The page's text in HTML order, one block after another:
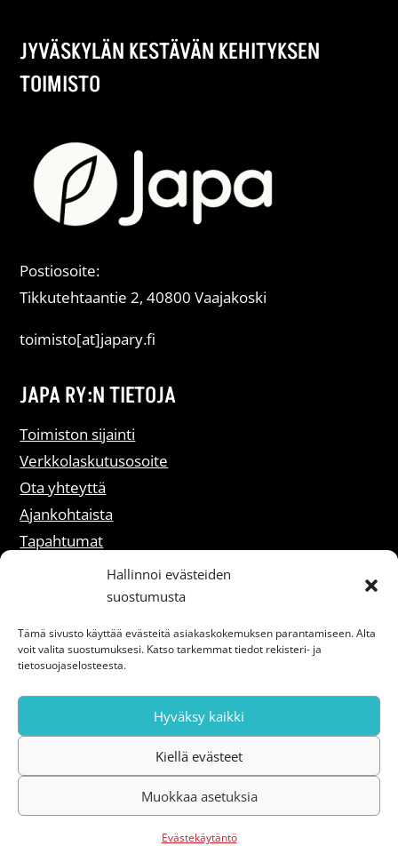
Hallinnoi evästeiden
suostumusta
Tämä sivusto käyttää evästeitä asiakaskokemuksen parantamiseen. Alta
voit valita suostumuksesi. Katso tarkemmat tiedot rekisteri- ja
tietosuojaselosteesta.
Hyväksy kaikki
Kiellä evästeet
Muokkaa asetuksia
Evästekäytäntö
JYVÄSKYLÄN KESTÄVÄN KEHITYKSEN
TOIMISTO
Postiosoite:
Tikkutehtaantie 2, 40800 Vaajakoski
toimisto[at]japary.fi
JAPA RY:N TIETOJA
Toimiston sijainti
Verkkolaskutusosoite
Ota yhteyttä
Ajankohtaista
Tapahtumat
Liity jäseneksi
Saavutettavuusseloste